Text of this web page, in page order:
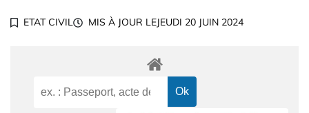
ETAT CIVIL MIS À JOUR LEJEUDI 20 JUIN 2024